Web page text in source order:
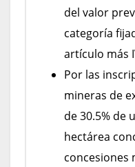
del valor
categoría
artículo más
Por las
mineras de
de 30.5% de
hectárea
concesiones